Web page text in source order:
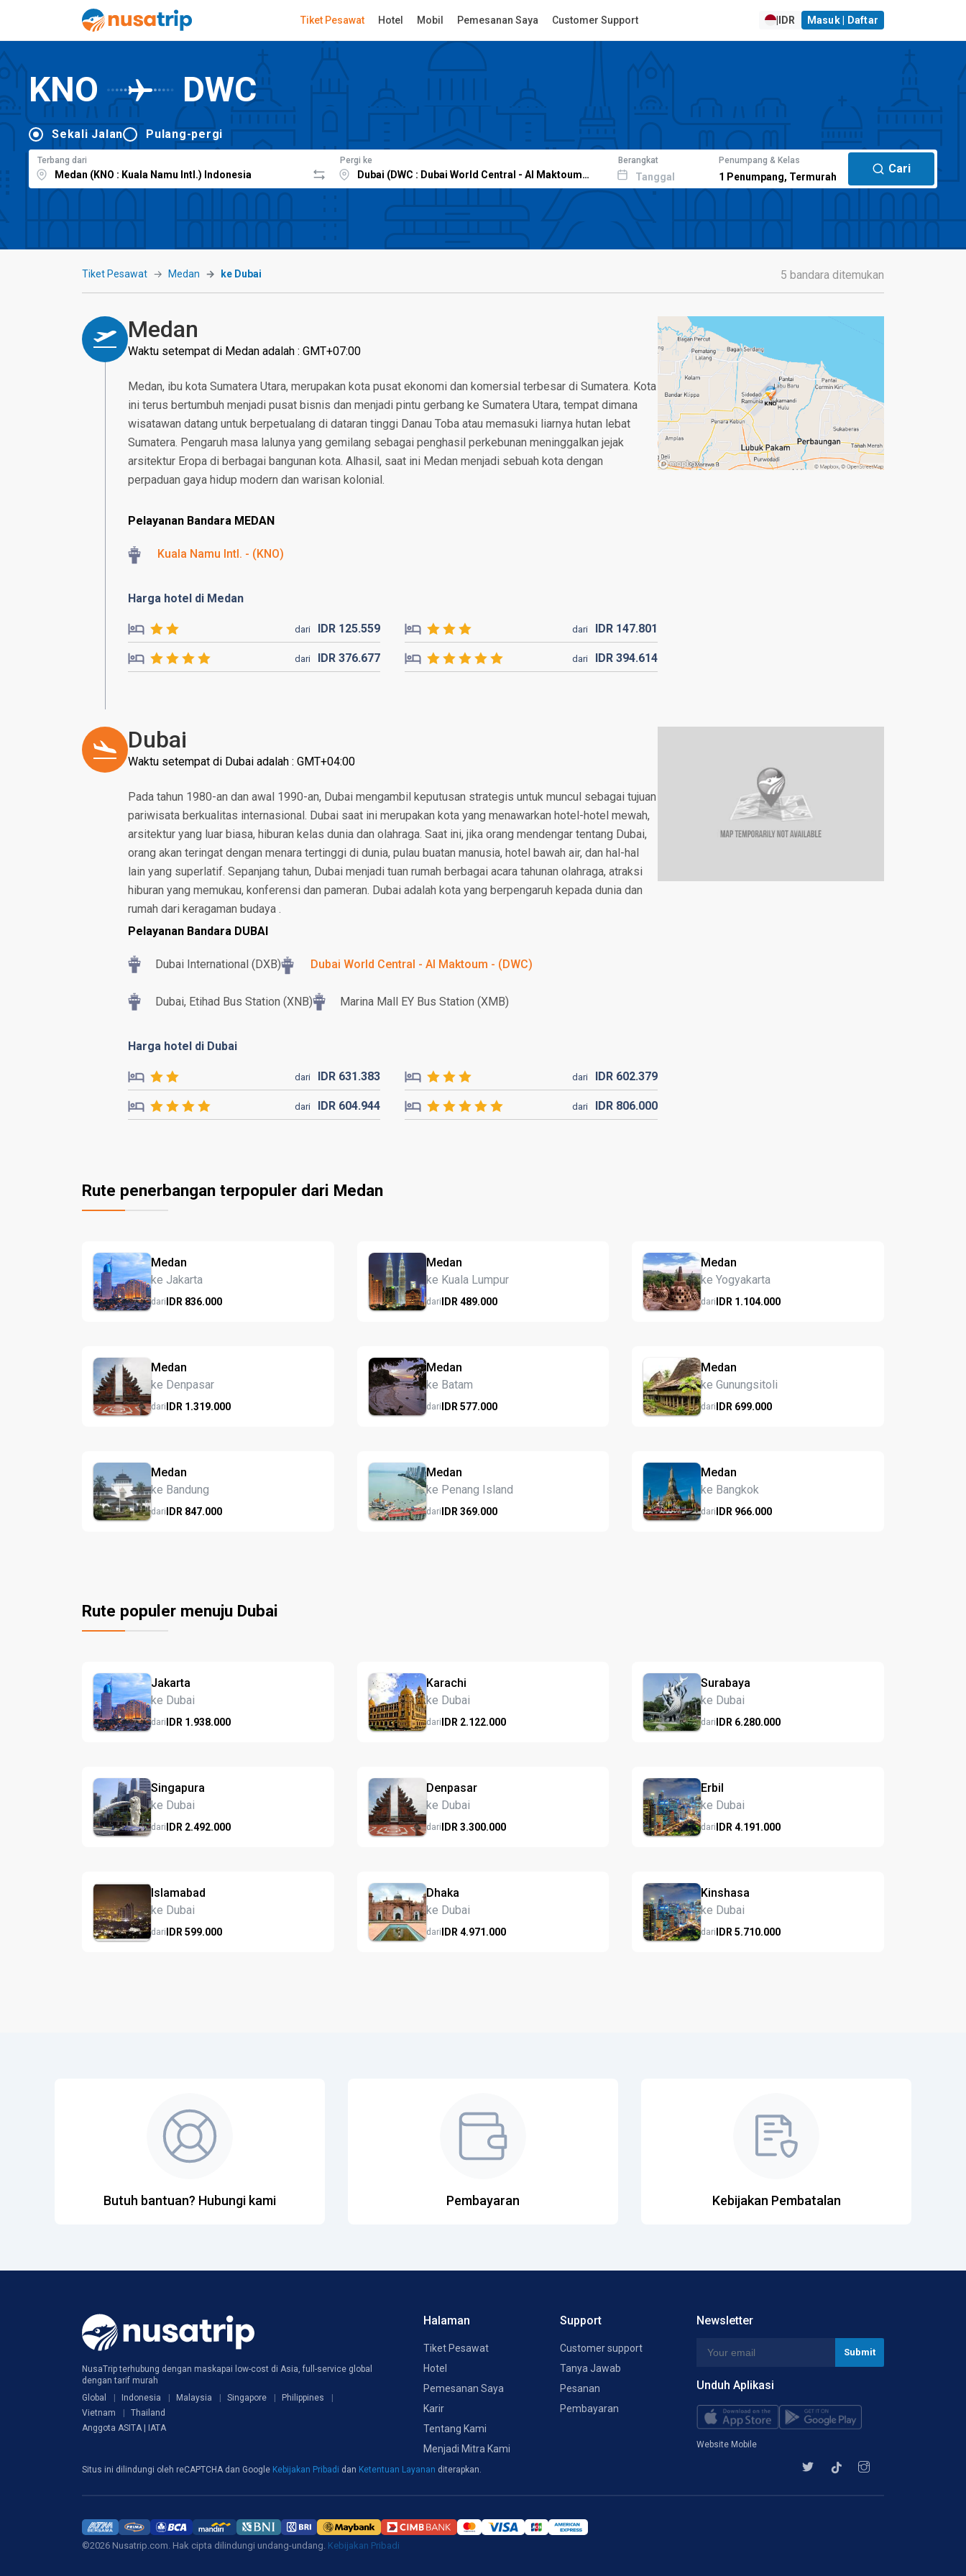
Tiket Pesawat Hotel Mobil Pemesanan Saya Customer Support | IDR Masuk | Daftar
KNO DWC
Sekali Jalan Pulang-pergi
Terbang dari Pergi ke Berangkat
Tanggal
Penumpang & Kelas
1 Penumpang, Termurah
Cari
Tiket Pesawat Medan ke Dubai 5 bandara ditemukan
Medan
Waktu setempat di Medan adalah : GMT+07:00
Medan, ibu kota Sumatera Utara, merupakan kota pusat ekonomi dan komersial terbesar di Sumatera. Kota
ini terus bertumbuh menjadi pusat bisnis dan menjadi pintu gerbang ke Sumatera Utara, tempat dimana
wisatawan datang untuk berpetualang di dataran tinggi Danau Toba atau memasuki liarnya hutan lebat
Sumatera. Pengaruh masa lalunya yang gemilang sebagai penghasil perkebunan meninggalkan jejak
arsitektur Eropa di berbagai bangunan kota. Alhasil, saat ini Medan menjadi sebuah kota dengan
perpaduan gaya hidup modern dan warisan kolonial.
Pelayanan Bandara MEDAN
Kuala Namu Intl. - (KNO)
Harga hotel di Medan
dari IDR 125.559 dari IDR 147.801
dari IDR376.677 dari IDR 394.614
Dubai
Waktu setempat di Dubai adalah : GMT+04:00
Pada tahun 1980-an dan awal 1990-an, Dubai mengambil keputusan strategis untuk muncul sebagai tujuan
pariwisata berkualitas internasional. Dubai saat ini merupakan kota yang menawarkan hotel-hotel mewah,
arsitektur yang luar biasa, hiburan kelas dunia dan olahraga. Saat ini, jika orang mendengar tentang Dubai,
orang akan teringat dengan menara tertinggi di dunia, pulau buatan manusia, hotel bawah air, dan hal-hal
lain yang superlatif. Sepanjang tahun, Dubai menjadi tuan rumah berbagai acara tahunan olahraga, atraksi
hiburan yang memukau, konferensi dan pameran. Dubai adalah kota yang berpengaruh kepada dunia dan
rumah dari keragaman budaya .
Pelayanan Bandara DUBAI
Dubai International (DXB) Dubai World Central - Al Maktoum - (DWC)
Dubai, Etihad Bus Station (XNB) Marina Mall EY Bus Station (XMB)
Harga hotel di Dubai
dari IDR 631.383 dari IDR 602.379
dari IDR 604.944 dari IDR 806.000
Rute penerbangan terpopuler dari Medan
Medan
ke Jakarta
dariIDR 836.000
Medan
ke Kuala Lumpur
dariIDR 489.000
Medan
ke Yogyakarta
dariIDR 1.104.000
Medan
ke Denpasar
dariIDR 1.319.000
Medan
ke Batam
dariIDR 577.000
Medan
ke Gunungsitoli
dariIDR 699.000
Medan
ke Bandung
dariIDR 847.000
Medan
ke Penang Island
dariIDR 369.000
Medan
ke Bangkok
dariIDR 966.000
Rute populer menuju Dubai
Jakarta
ke Dubai
dariIDR 1.938.000
Karachi
ke Dubai
dariIDR 2.122.000
Surabaya
ke Dubai
dariIDR 6.280.000
Singapura
ke Dubai
dariIDR 2.492.000
Denpasar
ke Dubai
dariIDR 3.300.000
Erbil
ke Dubai
dariIDR4.191.000
Islamabad
ke Dubai
dariIDR 599.000
Dhaka
ke Dubai
dariIDR 4.971.000
Kinshasa
ke Dubai
dariIDR5.710.000
Butuh bantuan? Hubungi kami Pembayaran Kebijakan Pembatalan
NusaTrip terhubung dengan maskapai low-cost di Asia, full-service global
dengan tarif murah
Global
Indonesia Malaysia Singapore
Philippines
Vietnam
Thailand
Anggota ASITA | IATA
Halaman
Tiket Pesawat
Hotel
Pemesanan Saya
Karir
Tentang Kami
Menjadi Mitra Kami
Support
Customer support
Tanya Jawab
Pesanan
Pembayaran
Newsletter
Unduh Aplikasi
Website Mobile
Situs ini dilindungi oleh reCAPTCHA dan Google Kebijakan Pribadi dan Ketentuan Layanan diterapkan.
©2026 Nusatrip.com. Hak cipta dilindungi undang-undang. Kebijakan Pribadi